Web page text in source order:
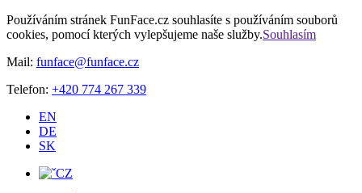
Používáním stránek FunFace.cz souhlasíte s používáním souborů
cookies, pomocí kterých vylepšujeme naše služby.Souhlasím
Mail: funface@funface.cz
Telefon: +420 774 267 339
EN
DE
SK
CZ